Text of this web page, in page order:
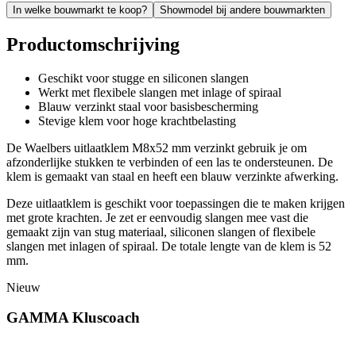
In welke bouwmarkt te koop? Showmodel bij andere bouwmarkten
Productomschrijving
Geschikt voor stugge en siliconen slangen
Werkt met flexibele slangen met inlage of spiraal
Blauw verzinkt staal voor basisbescherming
Stevige klem voor hoge krachtbelasting
De Waelbers uitlaatklem M8x52 mm verzinkt gebruik je om
afzonderlijke stukken te verbinden of een las te ondersteunen. De
klem is gemaakt van staal en heeft een blauw verzinkte afwerking.
Deze uitlaatklem is geschikt voor toepassingen die te maken krijgen
met grote krachten. Je zet er eenvoudig slangen mee vast die
gemaakt zijn van stug materiaal, siliconen slangen of flexibele
slangen met inlagen of spiraal. De totale lengte van de klem is 52
mm.
Nieuw
GAMMA Kluscoach